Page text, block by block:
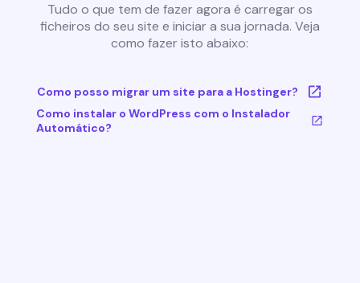
Tudo o que tem de fazer agora é carregar os
ficheiros do seu site e iniciar a sua jornada. Veja
como fazer isto abaixo:
Como posso migrar um site para a Hostinger?
Como instalar o WordPress com o Instalador
Automático?